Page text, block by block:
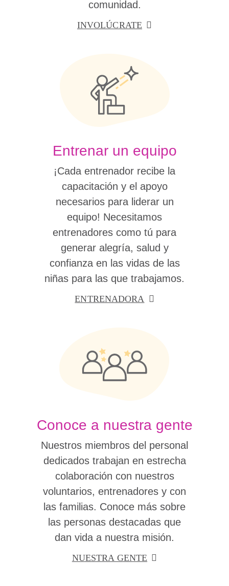
comunidad.
INVOLÚCRATE
Entrenar un equipo
¡Cada entrenador recibe la
capacitación y el apoyo
necesarios para liderar un
equipo! Necesitamos
entrenadores como tú para
generar alegría, salud y
confianza en las vidas de las
niñas para las que trabajamos.
ENTRENADORA
Conoce a nuestra gente
Nuestros miembros del personal
dedicados trabajan en estrecha
colaboración con nuestros
voluntarios, entrenadores y con
las familias. Conoce más sobre
las personas destacadas que
dan vida a nuestra misión.
NUESTRA GENTE